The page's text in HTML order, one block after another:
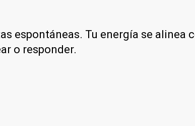
espontáneas. Tu energía se alinea
o responder.